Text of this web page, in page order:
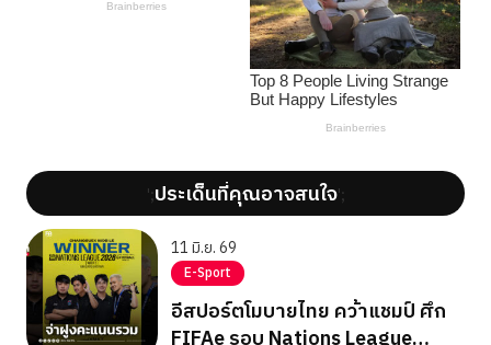
';ประเด็นที่คุณอาจสนใจ';
11 มิ.ย. 69
E-Sport
อีสปอร์ตโมบายไทย คว้าแชมป์ ศึก